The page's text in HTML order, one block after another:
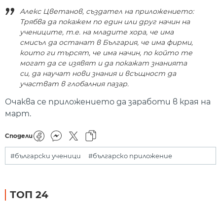
Алекс Цветанов, създател на приложението:
Трябва да покажем по един или друг начин на
учениците, т.е. на младите хора, че има
смисъл да останат в България, че има фирми,
които ги търсят, че има начин, по който те
могат да се изявят и да покажат знанията
си, да научат нови знания и всъщност да
участват в глобалния пазар.
Очаква се приложението да заработи в края на
март.
Сподели
#български ученици #българско приложение
ТОП 24